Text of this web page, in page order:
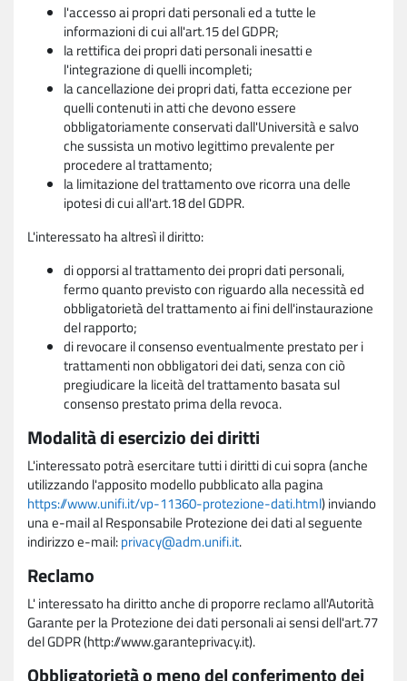
l'accesso ai propri dati personali ed a tutte le
informazioni di cui all'art.15 del GDPR;
la rettifica dei propri dati personali inesatti e
l'integrazione di quelli incompleti;
la cancellazione dei propri dati, fatta eccezione per
quelli contenuti in atti che devono essere
obbligatoriamente conservati dall'Università e salvo
che sussista un motivo legittimo prevalente per
procedere al trattamento;
la limitazione del trattamento ove ricorra una delle
ipotesi di cui all'art.18 del GDPR.
L'interessato ha altresì il diritto:
di opporsi al trattamento dei propri dati personali,
fermo quanto previsto con riguardo alla necessità ed
obbligatorietà del trattamento ai fini dell'instaurazione
del rapporto;
di revocare il consenso eventualmente prestato per i
trattamenti non obbligatori dei dati, senza con ciò
pregiudicare la liceità del trattamento basata sul
consenso prestato prima della revoca.
Modalità di esercizio dei diritti
L'interessato potrà esercitare tutti i diritti di cui sopra (anche
utilizzando l'apposito modello pubblicato alla pagina
https://www.unifi.it/vp-11360-protezione-dati.html) inviando
una e-mail al Responsabile Protezione dei dati al seguente
indirizzo e-mail:privacy@adm.unifi.it.
Reclamo
L' interessato ha diritto anche di proporre reclamo all'Autorità
Garante per la Protezione dei dati personali ai sensi dell'art.77
del GDPR (http://www.garanteprivacy.it).
Obbligatorietà o meno del conferimento dei